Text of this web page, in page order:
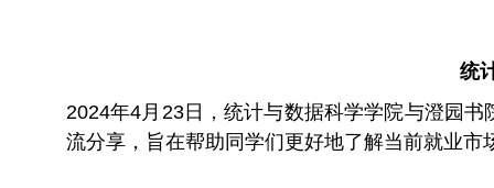
统
2024年4月23日，统计与数据科学学院与澄园
流分享，旨在帮助同学们更好地了解当前就业